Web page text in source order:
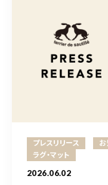
プレスリリース お
ラグ・マット
2026.06.02